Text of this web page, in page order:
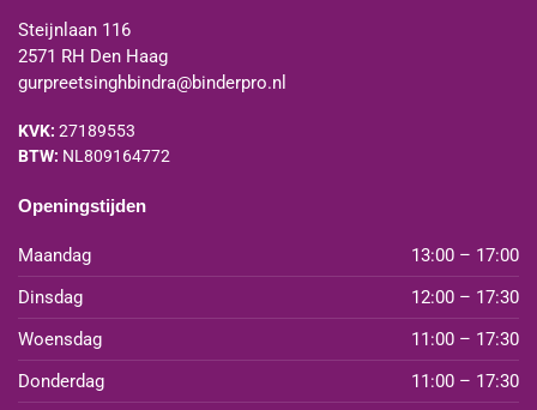
Steijnlaan 116
2571 RH Den Haag
gurpreetsinghbindra@binderpro.nl
KVK: 27189553
BTW: NL809164772
Openingstijden
Maandag
13:00 – 17:00
Dinsdag
12:00 – 17:30
Woensdag
11:00 – 17:30
Donderdag
11:00 – 17:30